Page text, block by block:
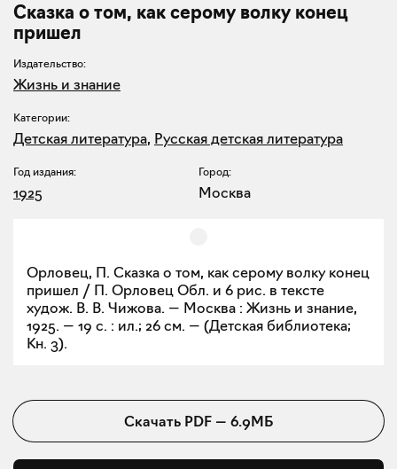
Сказка о том, как серому волку конец
пришел
Издательство:
Жизнь и знание
Категории:
Детская литература, Русская детская литература
Год издания:
1925
Город:
Москва
Орловец, П. Сказка о том, как серому волку конец
пришел / П. Орловец Обл. и 6 рис. в тексте
худож. В. В. Чижова. — Москва : Жизнь и знание,
1925. — 19 с. : ил.; 26 см. — (Детская библиотека;
Кн. 3).
Скачать PDF — 6.9МБ